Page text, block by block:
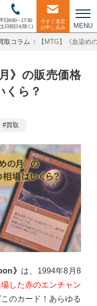
日9:00～17:30
日祝日を除く)
今すぐ査定
お申し込み
MENU
取コラム 【MTG】《血染め
》の販売価格
くら？
買取
》 は、1994年8月8
した赤のエンチャン
のカード！あらゆる